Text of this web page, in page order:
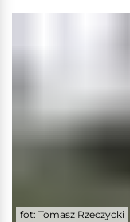
fot: Tomasz Rzeczycki